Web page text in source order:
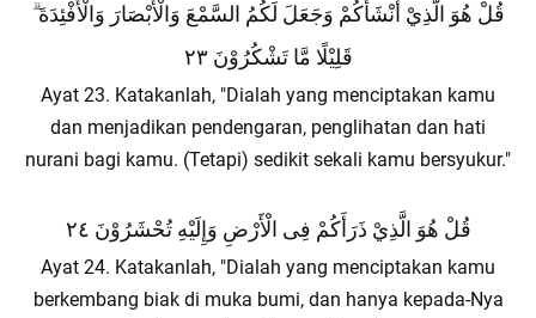
قُلْ هُوَ الَّذِيْ أَنْشَأَكُمْ وَجَعَلَ لَكُمُ السَّمْعَ وَالْأَبْصَارَ وَالْأَفْئِدَةَ ۗ
قَلِيْلًا مَّا تَشْكُرُوْنَ ٢٣
Ayat 23. Katakanlah, "Dialah yang menciptakan kamu
dan menjadikan pendengaran, penglihatan dan hati
nurani bagi kamu. (Tetapi) sedikit sekali kamu bersyukur."
قُلْ هُوَ الَّذِيْ ذَرَأَكُمْ فِى الْأَرْضِ وَإِلَيْهِ تُحْشَرُوْنَ ٢٤
Ayat 24. Katakanlah, "Dialah yang menciptakan kamu
berkembang biak di muka bumi, dan hanya kepada-Nya